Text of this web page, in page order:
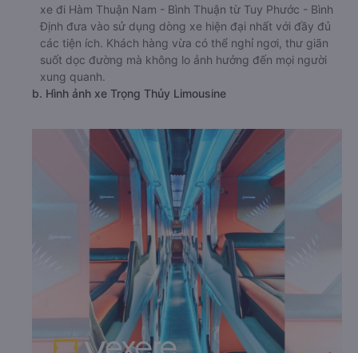
xe đi Hàm Thuận Nam - Bình Thuận từ Tuy Phước - Bình
Định đưa vào sử dụng dòng xe hiện đại nhất với đầy đủ
các tiện ích. Khách hàng vừa có thể nghỉ ngơi, thư giãn
suốt dọc đường mà không lo ảnh hưởng đến mọi người
xung quanh.
b. Hình ảnh xe Trọng Thủy Limousine